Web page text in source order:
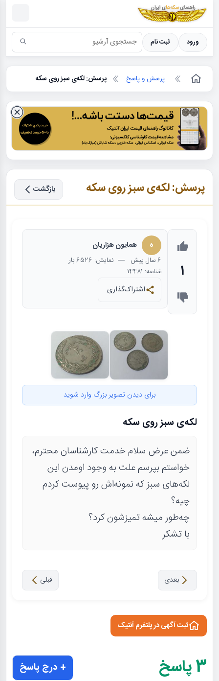
سکه ها ؛ راهنمای سکه شناسی
ورود ثبت نام
پرسش و پاسخ پرسش: لکه‌ی سبز روی سکه
پرسش: لکه‌ی سبز روی سکه بازگشت
1
ه همایون هزاریان
6 سال پیش — نمایش: 6526 بار
شناسه: 14481
اشتراک‌گذاری
برای دیدن تصویر بزرگ وارد شوید
لکه‌ی سبز روی سکه
ضمن عرض سلام خدمت کارشناسان محترم،
خواستم بپرسم علت به وجود اومدن این
لکه‌های سبز که نمونه‌اش رو پیوست کردم
چیه؟
چه‌طور میشه تمیزشون کرد؟
با تشکر
قبلی بعدی
ثبت آگهی در پلتفرم آنتیک
3پاسخ + درج پاسخ